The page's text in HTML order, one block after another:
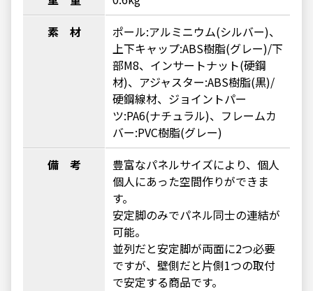
素 材
ポール:アルミニウム(シルバー)、
上下キャップ:ABS樹脂(グレー)/下
部M8、インサートナット(硬鋼
材)、アジャスター:ABS樹脂(黒)/
硬鋼線材、ジョイントパー
ツ:PA6(ナチュラル)、フレームカ
バー:PVC樹脂(グレー)
備 考
豊富なパネルサイズにより、個人
個人にあった空間作りができま
す。
安定脚のみでパネル同士の連結が
可能。
並列だと安定脚が両面に2つ必要
ですが、壁側だと片側1つの取付
で安定する商品です。